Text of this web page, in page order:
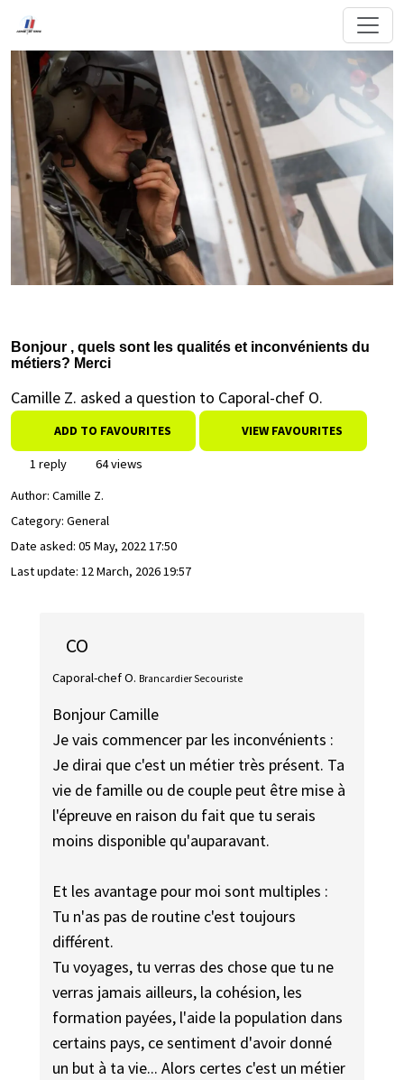
Bonjour , quels sont les qualités et inconvénients du
métiers? Merci
Camille Z. asked a question to Caporal-chef O.
ADD TO FAVOURITES VIEW FAVOURITES
1 reply
64 views
Author: Camille Z.
Category: General
Date asked: 05 May, 2022 17:50
Last update: 12 March, 2026 19:57
CO
Caporal-chef O. Brancardier Secouriste
Bonjour Camille
Je vais commencer par les inconvénients :
Je dirai que c'est un métier très présent. Ta
vie de famille ou de couple peut être mise à
l'épreuve en raison du fait que tu serais
moins disponible qu'auparavant.
Et les avantage pour moi sont multiples :
Tu n'as pas de routine c'est toujours
différent.
Tu voyages, tu verras des chose que tu ne
verras jamais ailleurs, la cohésion, les
formation payées, l'aide la population dans
certains pays, ce sentiment d'avoir donné
un but à ta vie... Alors certes c'est un métier